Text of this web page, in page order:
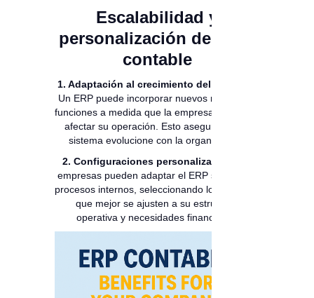
Escalabilidad y
personalización del ERP
contable
1. Adaptación al crecimiento del negocio:
Un ERP puede incorporar nuevos módulos y
funciones a medida que la empresa crece, sin
afectar su operación. Esto asegura que el
sistema evolucione con la organización.
2. Configuraciones personalizadas:
empresas pueden adaptar el ERP según sus
procesos internos, seleccionando los módulos
que mejor se ajusten a su estructura
operativa y necesidades financieras.